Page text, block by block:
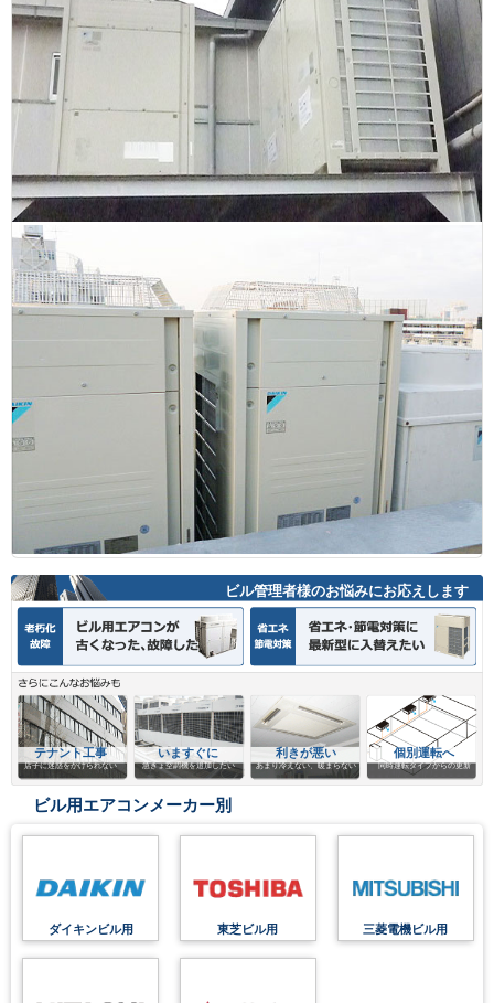
ビル管理者様のお悩みにお応えします
テナント工事
店子に迷惑をかけられない
いますぐに
急きょ空調機を追加したい
利きが悪い
あまり冷えない、暖まらない
個別運転へ
同時運転タイプからの更新
ビル用エアコンメーカー別
ダイキンビル用 東芝ビル用 三菱電機ビル用